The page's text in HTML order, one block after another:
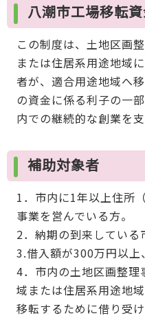
八潮市工場移転
この制度は、土地区画
または住居系用途地域
者が、適合用途地域へ
の資金に係る利子の一
内での継続的な創業を支
補助対象者
1．市内に1年以上住所
事業を営んでいる方。
2．納期の到来している
3.借入額が300万円以上
4．市内の土地区画整
域または住居系用途地
移転するために借り受